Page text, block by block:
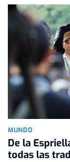
MUNDO
De la
todas las